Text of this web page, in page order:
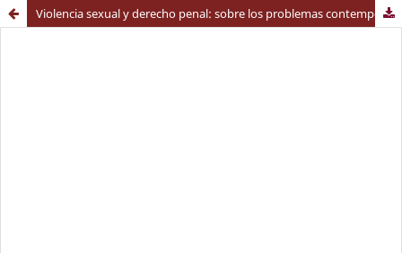
Violencia sexual y derecho penal: sobre los problemas contemporáneos en la interpretación del tipo penal de violación sexual en el Código Penal del Perú